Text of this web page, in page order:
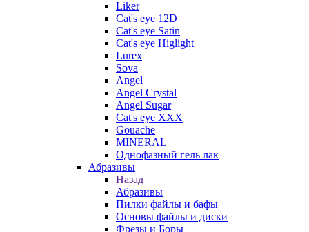
Liker
Cat's eye 12D
Cat's eye Satin
Cat's eye Higlight
Lurex
Sova
Angel
Angel Crystal
Angel Sugar
Cat's eye XXX
Gouache
MINERAL
Однофазный гель лак
Абразивы
Назад
Абразивы
Пилки файлы и бафы
Основы файлы и диски
Фрезы и Боры